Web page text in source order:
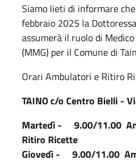
Siamo lieti di informare
febbraio 2025 la
assumerà il ruolo di
(MMG) per il Comune di
Orari Ambulatori e Ritiro
TAINO c/o Centro Bielli -
Martedì - 9.00/11.00
Ritiro Ricette
Giovedì - 9.00/11.00